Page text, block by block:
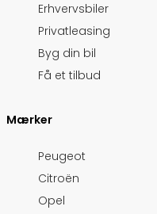
Erhvervsbiler
Privatleasing
Byg din bil
Få et tilbud
Mærker
Peugeot
Citroën
Opel